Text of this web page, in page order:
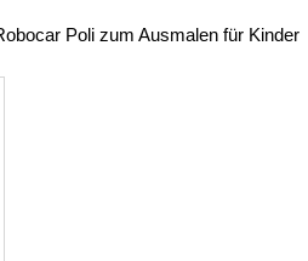
Poli zum Ausmalen für Kinder